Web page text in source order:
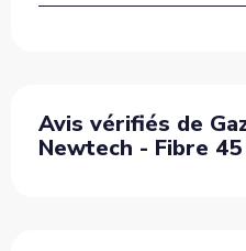
Avis vérifiés de
Newtech - Fibre